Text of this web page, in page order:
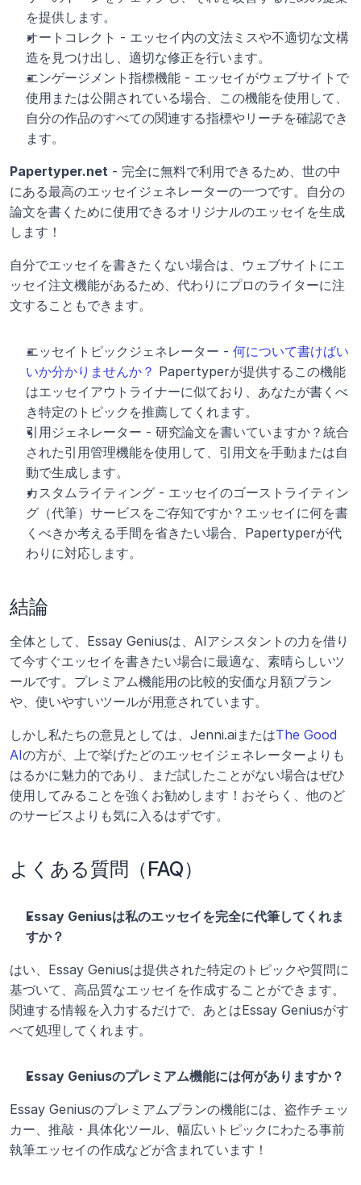
を提供します。
オートコレクト - エッセイ内の文法ミスや不適切な文構
造を見つけ出し、適切な修正を行います。
エンゲージメント指標機能 - エッセイがウェブサイトで
使用または公開されている場合、この機能を使用して、
自分の作品のすべての関連する指標やリーチを確認でき
ます。
Papertyper.net - 完全に無料で利用できるため、世の中
にある最高のエッセイジェネレーターの一つです。自分の
論文を書くために使用できるオリジナルのエッセイを生成
します！
自分でエッセイを書きたくない場合は、ウェブサイトにエ
ッセイ注文機能があるため、代わりにプロのライターに注
文することもできます。
エッセイトピックジェネレーター - 何について書けばい
いか分かりませんか？ Papertyperが提供するこの機能
はエッセイアウトライナーに似ており、あなたが書くべ
き特定のトピックを推薦してくれます。
引用ジェネレーター - 研究論文を書いていますか？統合
された引用管理機能を使用して、引用文を手動または自
動で生成します。
カスタムライティング - エッセイのゴーストライティン
グ（代筆）サービスをご存知ですか？エッセイに何を書
くべきか考える手間を省きたい場合、Papertyperが代
わりに対応します。
結論
全体として、Essay Geniusは、AIアシスタントの力を借り
て今すぐエッセイを書きたい場合に最適な、素晴らしいツ
ールです。プレミアム機能用の比較的安価な月額プラン
や、使いやすいツールが用意されています。
しかし私たちの意見としては、Jenni.aiまたはThe Good
AIの方が、上で挙げたどのエッセイジェネレーターよりも
はるかに魅力的であり、まだ試したことがない場合はぜひ
使用してみることを強くお勧めします！おそらく、他のど
のサービスよりも気に入るはずです。
よくある質問（FAQ）
Essay Geniusは私のエッセイを完全に代筆してくれま
すか？
はい、Essay Geniusは提供された特定のトピックや質問に
基づいて、高品質なエッセイを作成することができます。
関連する情報を入力するだけで、あとはEssay Geniusがす
べて処理してくれます。
Essay Geniusのプレミアム機能には何がありますか？
Essay Geniusのプレミアムプランの機能には、盗作チェッ
カー、推敲・具体化ツール、幅広いトピックにわたる事前
執筆エッセイの作成などが含まれています！